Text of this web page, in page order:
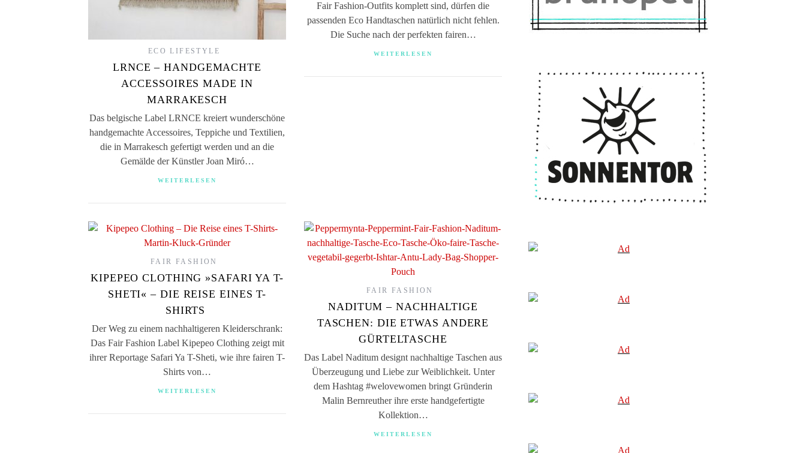
ECO LIFESTYLE
LRNCE – HANDGEMACHTE
ACCESSOIRES MADE IN
MARRAKESCH
Das belgische Label LRNCE kreiert wunderschöne
handgemachte Accessoires, Teppiche und Textilien,
die in Marrakesch gefertigt werden und an die
Gemälde der Künstler Joan Miró…
WEITERLESEN
Fair Fashion-Outfits komplett sind, dürfen die
passenden Eco Handtaschen natürlich nicht fehlen.
Die Suche nach der perfekten fairen…
WEITERLESEN
FAIR FASHION
KIPEPEO CLOTHING »SAFARI YA T-
SHETI« – DIE REISE EINES T-
SHIRTS
Der Weg zu einem nachhaltigeren Kleiderschrank:
Das Fair Fashion Label Kipepeo Clothing zeigt mit
ihrer Reportage Safari Ya T-Sheti, wie ihre fairen T-
Shirts von…
WEITERLESEN
FAIR FASHION
NADITUM – NACHHALTIGE
TASCHEN: DIE ETWAS ANDERE
GÜRTELTASCHE
Das Label Naditum designt nachhaltige Taschen aus
Überzeugung und Liebe zur Weiblichkeit. Unter
dem Hashtag #welovewomen bringt Gründerin
Malin Bernreuther ihre erste handgefertigte
Kollektion…
WEITERLESEN